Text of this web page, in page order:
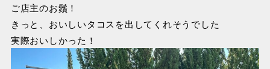
ご店主のお鬚！
きっと、おいしいタコスを出してくれそうでした
実際おいしかった！